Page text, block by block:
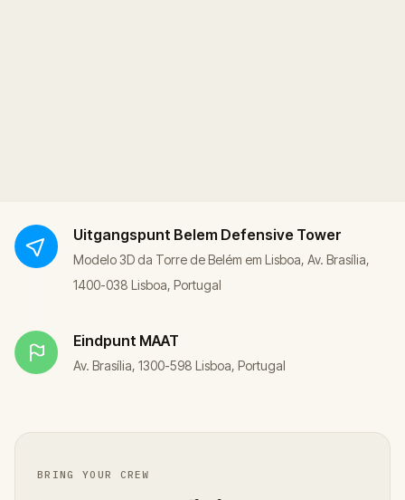
Uitgangspunt Belem Defensive Tower
Modelo 3D da Torre de Belém em Lisboa, Av. Brasília,
1400-038 Lisboa, Portugal
Eindpunt MAAT
Av. Brasília, 1300-598 Lisboa, Portugal
BRING YOUR CREW